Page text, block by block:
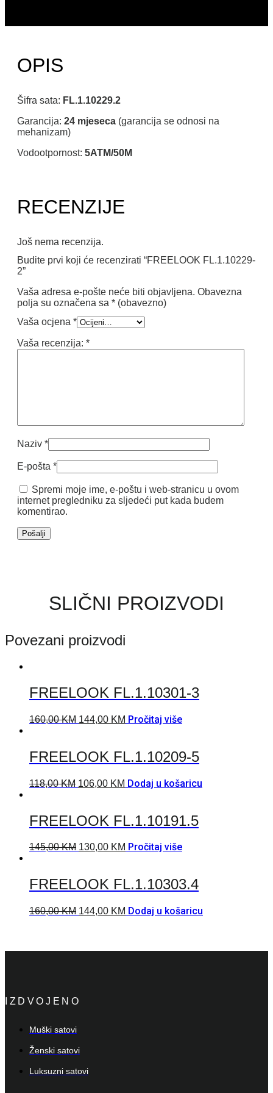
OPIS
Šifra sata: FL.1.10229.2
Garancija: 24 mjeseca (garancija se odnosi na
mehanizam)
Vodootpornost: 5ATM/50M
RECENZIJE
Još nema recenzija.
Budite prvi koji će recenzirati “FREELOOK FL.1.10229-
2”
Vaša adresa e-pošte neće biti objavljena. Obavezna
polja su označena sa * (obavezno)
Vaša ocjena *
Vaša recenzija: *
Naziv *
E-pošta *
Spremi moje ime, e-poštu i web-stranicu u ovom
internet pregledniku za sljedeći put kada budem
komentirao.
SLIČNI PROIZVODI
Povezani proizvodi
FREELOOK FL.1.10301-3
160,00KM 144,00 KM Pročitaj više
FREELOOK FL.1.10209-5
118,00KM 106,00 KM Dodaj u košaricu
FREELOOK FL.1.10191.5
145,00KM 130,00 KM Pročitaj više
FREELOOK FL.1.10303.4
160,00KM 144,00 KM Dodaj u košaricu
IZDVOJENO
Muški satovi
Ženski satovi
Luksuzni satovi